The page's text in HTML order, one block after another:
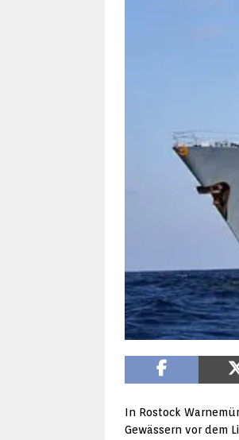
In Rostock
Gewässern vor dem